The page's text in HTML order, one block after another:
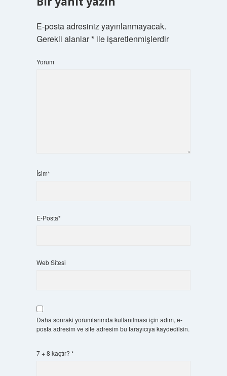
E-posta adresiniz yayınlanmayacak.
Gerekli alanlar*ile işaretlenmişlerdir
Yorum
İsim*
E-Posta*
Web Sitesi
Daha sonraki yorumlarımda kullanılması için adım, e-
posta adresim ve site adresim bu tarayıcıya kaydedilsin.
7 + 8 kaçtır? *